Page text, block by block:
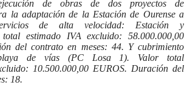
de obras de dos proyectos de
la adaptación de la Estación de Ourense a
de alta velocidad: Estación y
total estimado IVA excluido: 58.000.000,00
del contratoen meses: 44. Ycubrimiento
de vías (PC Losa 1).
Valor total
10.500.000,00 EUROS. Duración del
18.